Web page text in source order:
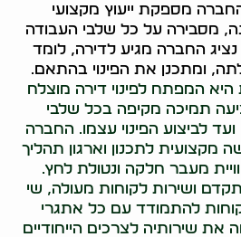
מספקת ייעוץ מקצועי
מסבירה על כל שלבי העבודה
נציג החברה מגיע לדירה, לומד
ומתכנן את הפינוי בהתאם.
היא המפתח לפינוי דירה מוצלח
תמיכה מקיפה בכל שלבי
לביצוע הפינוי עצמו. החברה
מקצועית לתכנון וארגון תהליך
מעבר חלקה ונטולת לחץ.
ושירות לקוחות מעולה, שי
להתמודד עם כל אתגרי
את שירותיה לצרכים הייחודיים